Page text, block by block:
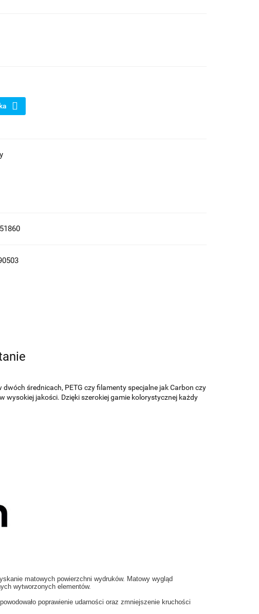
średnicach, PETG czy filamenty specjalne jak Carbon czy
jakości. Dzięki szerokiej gamie kolorystycznej każdy
matowych powierzchni wydruków. Matowy wygląd
wytworzonych elementów.
poprawienie udarności oraz zmniejszenie kruchości